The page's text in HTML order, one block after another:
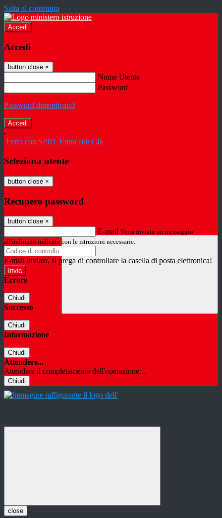
Salta al contenuto
Accedi
Accedi
button close ×
Nome Utente
Password
Password dimenticata?
-
Entra con SPID Entra con CIE
Seleziona utente
button close ×
Recupero password
button close ×
E-mail Verrà inviato un messaggio
all'indirizzo indicato con le istruzioni necessarie.
E-mail inviata, si prega di controllare la casella di posta elettronica!
Errore
Chiudi
Successo
Chiudi
Informazione
Chiudi
Attendere...
Attendere il completamento dell'operazione...
Chiudi
close